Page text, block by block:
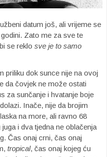
datum još, ali vrijeme se
Zato me za sve te
se reklo sve je to samo
priliku dok sunce nije na ovoj
da čovjek ne može ostati
za sunčanje i hvatanje boje
Inače, nije da brojim
na more, ali ravno 68
i dva tjedna ne oblačenja
Čas onaj crni, čas onaj
tropical, čas onaj kojeg ću